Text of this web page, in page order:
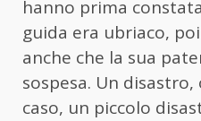
hanno prima
guida era ubriaco,
anche che la sua
sospesa. Un
caso, un piccolo